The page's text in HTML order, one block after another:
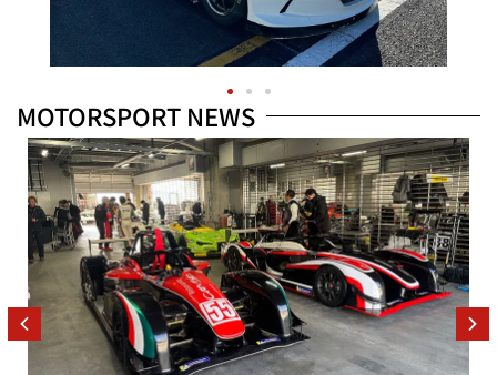
MOTORSPORT NEWS